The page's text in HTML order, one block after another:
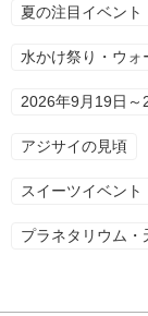
夏の注目イベント
水かけ祭り・ウォ
2026年9月19日～
アジサイの見頃
スイーツイベント
プラネタリウム・